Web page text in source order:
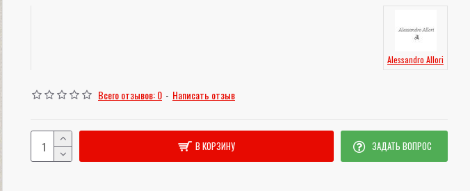
Alessandro Allori
Всего отзывов: 0 - Написать отзыв
В КОРЗИНУ ЗАДАТЬ ВОПРОС